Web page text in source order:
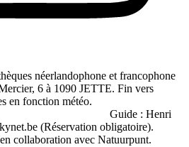
néerlandophone et francophone
6 à 1090 JETTE. Fin vers
en fonction météo.
: Henri
(Réservation obligatoire).
collaboration avec Natuurpunt.